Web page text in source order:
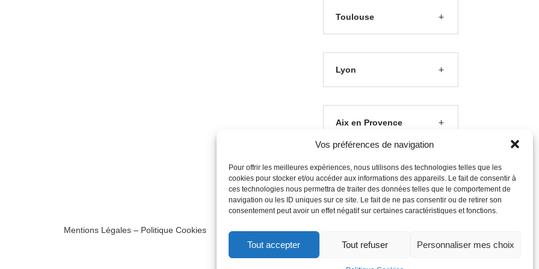
Vos préférences de navigation
Pour offrir les meilleures expériences, nous utilisons des technologies telles que les
cookies pour stocker et/ou accéder aux informations des appareils. Le fait de consentir à
ces technologies nous permettra de traiter des données telles que le comportement de
navigation ou les ID uniques sur ce site. Le fait de ne pas consentir ou de retirer son
consentement peut avoir un effet négatif sur certaines caractéristiques et fonctions.
Tout accepter Tout refuser Personnaliser mes choix
Toulouse
Lyon
Aix en Provence
Clermont Ferrand
Mentions Légales–Politique Cookies